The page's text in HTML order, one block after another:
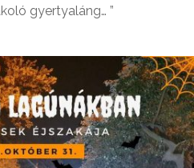
gyertyaláng… ”